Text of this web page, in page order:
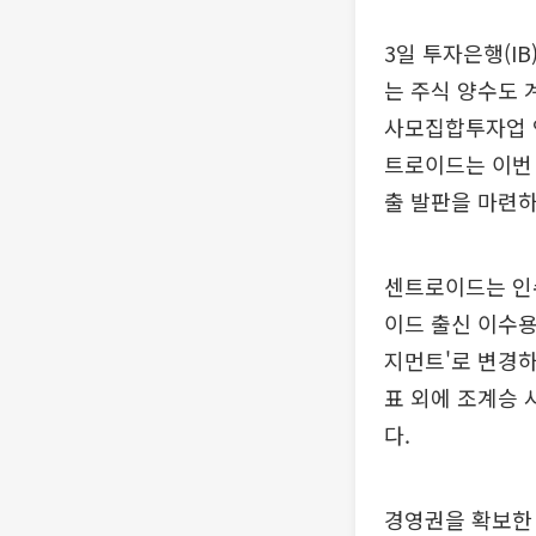
3일 투자은행
는 주식 양수도
사모집합투자업
트로이드는 이
출 발판을 마련
센트로이드는
이드 출신 이수
지먼트'로 변경
표 외에 조계승
다.
경영권을 확보